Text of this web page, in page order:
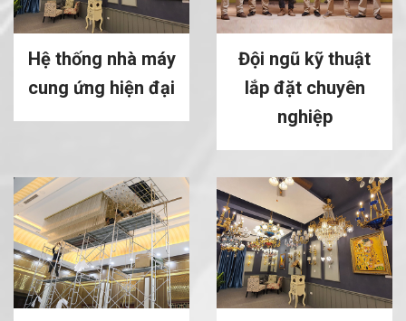
Hệ thống nhà máy
cung ứng hiện đại
Đội ngũ kỹ thuật
lắp đặt chuyên
nghiệp